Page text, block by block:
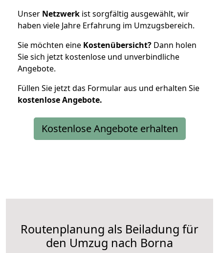
Unser Netzwerk ist sorgfältig ausgewählt, wir
haben viele Jahre Erfahrung im Umzugsbereich.
Sie möchten eine Kostenübersicht? Dann holen
Sie sich jetzt kostenlose und unverbindliche
Angebote.
Füllen Sie jetzt das Formular aus und erhalten Sie
kostenloseAngebote.
Kostenlose Angebote erhalten
Routenplanung als Beiladung für
den Umzug nach Borna